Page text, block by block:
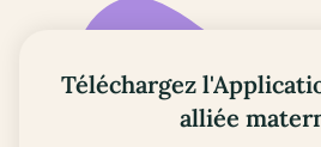
Téléchargez
alliée